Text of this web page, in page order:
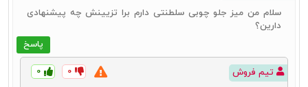
پاسخ
سلام من میز جلو چوبی سلطنتی دارم برا تزیینش چه پیشنهادی
دارین؟
تیم فروش ۰ ۰